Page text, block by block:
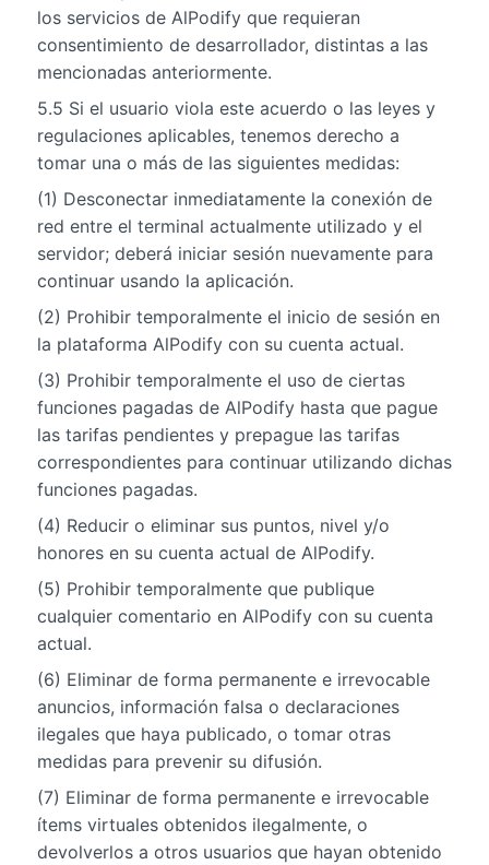
los servicios de AlPodify que requieran
consentimiento de desarrollador, distintas a las
mencionadas anteriormente.
5.5 Si el usuario viola este acuerdo o las leyes y
regulaciones aplicables, tenemos derecho a
tomar una o más de las siguientes medidas:
(1) Desconectar inmediatamente la conexión de
red entre el terminal actualmente utilizado y el
servidor; deberá iniciar sesión nuevamente para
continuar usando la aplicación.
(2) Prohibir temporalmente el inicio de sesión en
la plataforma AlPodify con su cuenta actual.
(3) Prohibir temporalmente el uso de ciertas
funciones pagadas de AlPodify hasta que pague
las tarifas pendientes y prepague las tarifas
correspondientes para continuar utilizando dichas
funciones pagadas.
(4) Reducir o eliminar sus puntos, nivel y/o
honores en su cuenta actual de AlPodify.
(5) Prohibir temporalmente que publique
cualquier comentario en AlPodify con su cuenta
actual.
(6) Eliminar de forma permanente e irrevocable
anuncios, información falsa o declaraciones
ilegales que haya publicado, o tomar otras
medidas para prevenir su difusión.
(7) Eliminar de forma permanente e irrevocable
ítems virtuales obtenidos ilegalmente, o
devolverlos a otros usuarios que hayan obtenido